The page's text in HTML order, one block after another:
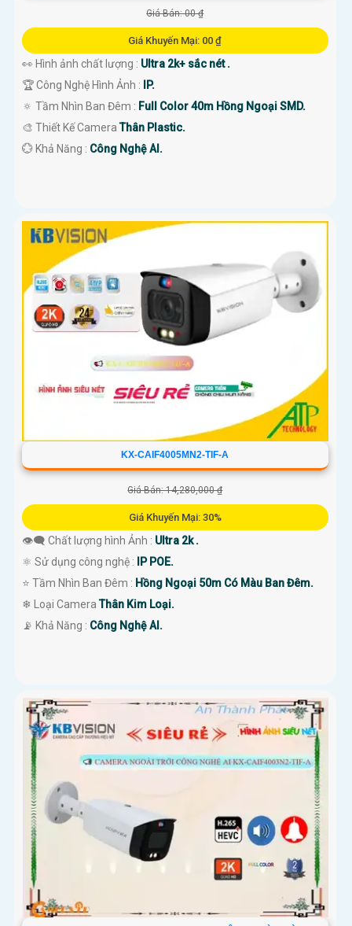
Giá Bán: 00 ₫
Giá Khuyến Mại: 00 ₫
👀 Hình ảnh chất lượng : Ultra 2k+ sắc nét .
🏆 Công Nghệ Hình Ảnh :
IP.
🔅 Tầm Nhìn Ban Đêm : Full Color 40m Hồng Ngoại SMD.
🎨 Thiết Kế CameraThân Plastic.
️💮 Khả Năng : Công Nghệ AI.
KX-CAIF4005MN2-TIF-A
Giá Bán: 14,280,000 ₫
Giá Khuyến Mại: 30%
👁️‍🗨 Chất lượng hình Ảnh : Ultra 2k .
⚛️ Sử dụng công nghệ :
IP POE.
⭐ Tầm Nhìn Ban Đêm : Hồng Ngoại 50m Có Màu Ban Đêm.
❄ Loại CameraThân Kim Loại.
️📡 Khả Năng : Công Nghệ AI.